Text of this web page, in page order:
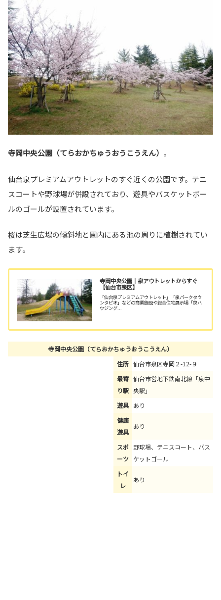
寺岡中央公園（てらおかちゅうおうこうえん） 。
仙台泉プレミアムアウトレットのすぐ近くの公園です。テニ
スコートや野球場が併設されており、遊具やバスケットボー
ルのゴールが設置されています。
桜は芝生広場の傾斜地と園内にある池の周りに植樹されてい
ます。
寺岡中央公園｜泉アウトレットからすぐ
【仙台市泉区】
「仙台泉プレミアムアウトレット」「泉パークタウ
ンタピオ」などの商業施設や総合住宅展示場「泉ハ
ウジング...
寺岡中央公園（てらおかちゅうおうこうえん）
住所 仙台市泉区寺岡２-12-９
最寄
り駅
仙台市営地下鉄南北線「泉中
央駅」
遊具
あり
健康
遊具
あり
スポ
ーツ
野球場、テニスコート、バス
ケットゴール
トイ
レ
あり